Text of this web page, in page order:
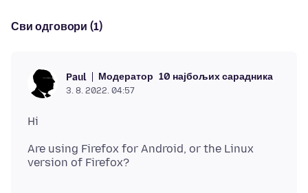
Сви одговори (1)
Paul Модератор 10 најбољих сарадника
3. 8. 2022. 04:57
Are using Firefox for Android, or the Linux